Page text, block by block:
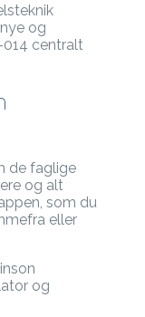
og
centralt
de faglige
og alt
som du
eller